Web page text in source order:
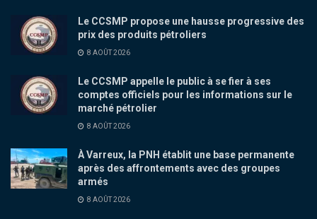
Le CCSMP propose une hausse progressive des
prix des produits pétroliers
8 AOÛT 2026
Le CCSMP appelle le public à se fier à ses
comptes officiels pour les informations sur le
marché pétrolier
8 AOÛT 2026
À Varreux, la PNH établit une base permanente
après des affrontements avec des groupes
armés
8 AOÛT 2026